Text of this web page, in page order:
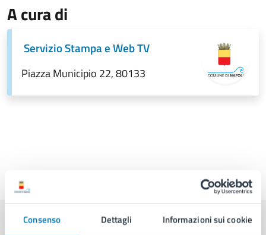
Consenso Dettagli Informazioni sui cookie
A cura di
Servizio Stampa e Web TV
Piazza Municipio 22, 80133
Ultimo aggiornamento: